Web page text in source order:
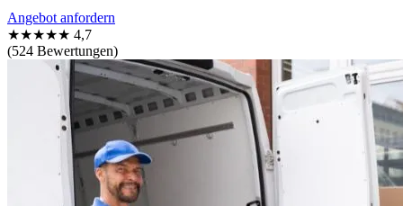
Angebot anfordern
★★★★★ 4,7
(524 Bewertungen)